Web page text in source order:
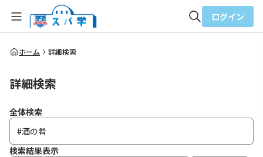
全体検索
ログイン
ホーム 詳細検索
詳細検索
全体検索
検索結果表示